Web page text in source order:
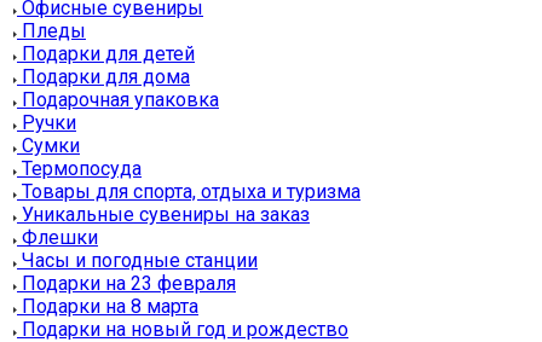
Офисные сувениры
Пледы
Подарки для детей
Подарки для дома
Подарочная упаковка
Ручки
Сумки
Термопосуда
Товары для спорта, отдыха и туризма
Уникальные сувениры на заказ
Флешки
Часы и погодные станции
Подарки на 23 февраля
Подарки на 8 марта
Подарки на новый год и рождество